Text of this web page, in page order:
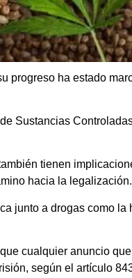
progreso ha estado
Sustancias
tienen
hacia la legalización.
junto a drogas como
cualquier anuncio
según el artículo